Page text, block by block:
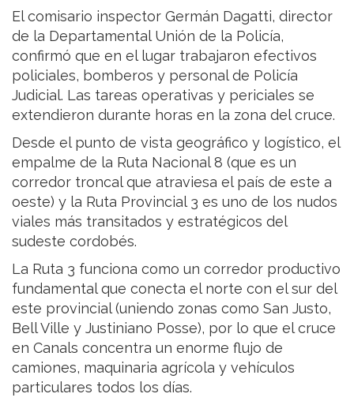
El comisario inspector Germán Dagatti, director
de la Departamental Unión de la Policía,
confirmó que en el lugar trabajaron efectivos
policiales, bomberos y personal de Policía
Judicial. Las tareas operativas y periciales se
extendieron durante horas en la zona del cruce.
Desde el punto de vista geográfico y logístico, el
empalme de la Ruta Nacional 8 (que es un
corredor troncal que atraviesa el país de este a
oeste) y la Ruta Provincial 3 es uno de los nudos
viales más transitados y estratégicos del
sudeste cordobés.
La Ruta 3 funciona como un corredor productivo
fundamental que conecta el norte con el sur del
este provincial (uniendo zonas como San Justo,
Bell Ville y Justiniano Posse), por lo que el cruce
en Canals concentra un enorme flujo de
camiones, maquinaria agrícola y vehículos
particulares todos los días.